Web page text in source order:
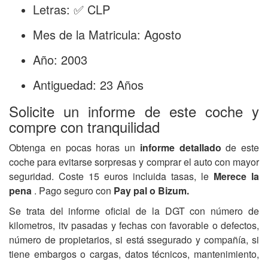
Letras: ✅ CLP
Mes de la Matricula: Agosto
Año: 2003
Antiguedad: 23 Años
Solicite un informe de este coche y
compre con tranquilidad
Obtenga en pocas horas un informe detalladode este
coche para evitarse sorpresas y comprar el auto con mayor
seguridad. Coste 15 euros incluida tasas, le Merece la
pena . Pago seguro con Pay pal o Bizum.
Se trata del informe oficial de la DGT con número de
kilometros, itv pasadas y fechas con favorable o defectos,
número de propietarios, si está ssegurado y compañía, si
tiene embargos o cargas, datos técnicos, mantenimiento,